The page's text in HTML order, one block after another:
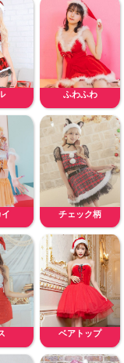
ふわふわ
イ チェック柄
ベアトップ